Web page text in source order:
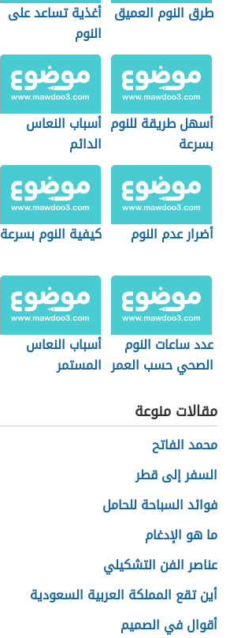
طرق النوم العميق أغذية تساعد على
النوم
أسهل طريقة للنوم
بسرعة
أسباب النعاس
الدائم
أضرار عدم النوم كيفية النوم بسرعة
عدد ساعات النوم
الصحي حسب العمر
أسباب النعاس
المستمر
مقالات منوعة
محمد الفاتح
السفر إلى قطر
فوائد السباحة للحامل
ما هو الإدغام
عناصر الفن التشكيلي
أين تقع المملكة العربية السعودية
أقوال في الصميم